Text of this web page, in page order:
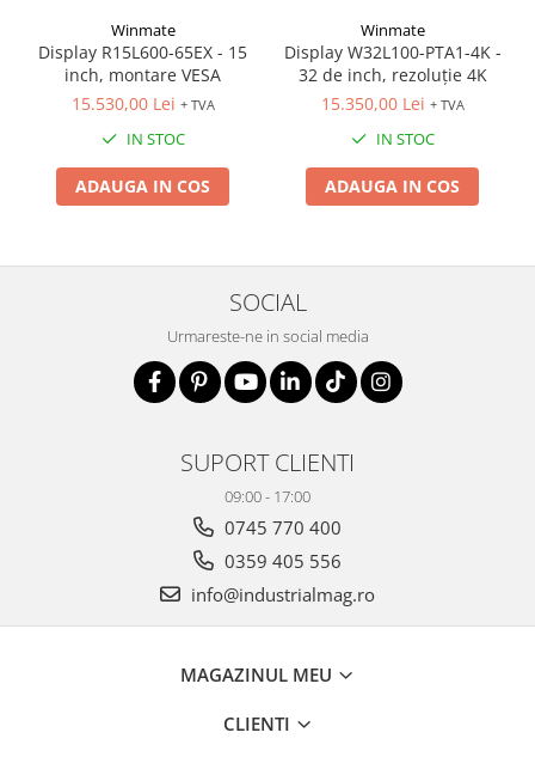
Winmate
Display R15L600-65EX - 15
inch, montare VESA
15.530,00 Lei + TVA
IN STOC
ADAUGA IN COS
Winmate
Display W32L100-PTA1-4K -
32 de inch, rezoluție 4K
15.350,00 Lei + TVA
IN STOC
ADAUGA IN COS
SOCIAL
Urmareste-ne in social media
SUPORT CLIENTI
09:00 - 17:00
0745 770 400
0359 405 556
info@industrialmag.ro
MAGAZINUL MEU
CLIENTI